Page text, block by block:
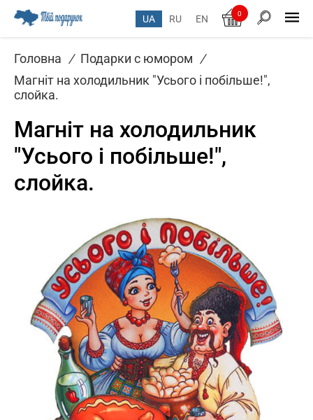
UA RU EN 0
Головна / Подарки с юмором /
Магніт на холодильник "Усього і побільше!",
слойка.
Магніт на холодильник
"Усього і побільше!",
слойка.